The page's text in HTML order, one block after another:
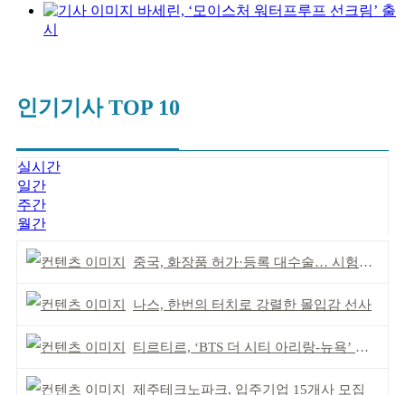
바세린, ‘모이스처 워터프루프 선크림’ 출
시
인기기사 TOP 10
실시간
일간
주간
월간
중국, 화장품 허가·등록 대수술… 시험자료 공용 허용
나스, 한번의 터치로 강렬한 몰입감 선사
티르티르, ‘BTS 더 시티 아리랑-뉴욕’ 참여
제주테크노파크, 입주기업 15개사 모집